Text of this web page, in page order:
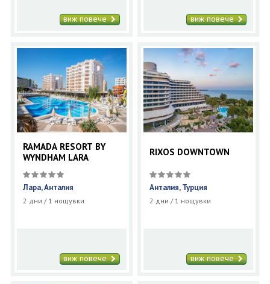
виж повече виж повече
RAMADA RESORT BY
WYNDHAM LARA
Лара, Анталия
2 дни / 1 нощувки
виж повече
RIXOS DOWNTOWN
Анталия, Турция
2 дни / 1 нощувки
виж повече